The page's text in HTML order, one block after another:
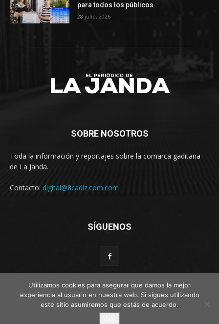
para todos los públicos
28 julio, 2026
SOBRE NOSOTROS
Toda la información y reportajes sobre la comarca gaditana
de La Janda.
Contacto: digital@8cadiz.com.com
SÍGUENOS
© Web por Estímulo kreativo
Utilizamos cookies para asegurar que damos la mejor
experiencia al usuario en nuestra web. Si sigues utilizando
este sitio asumiremos que estás de acuerdo.